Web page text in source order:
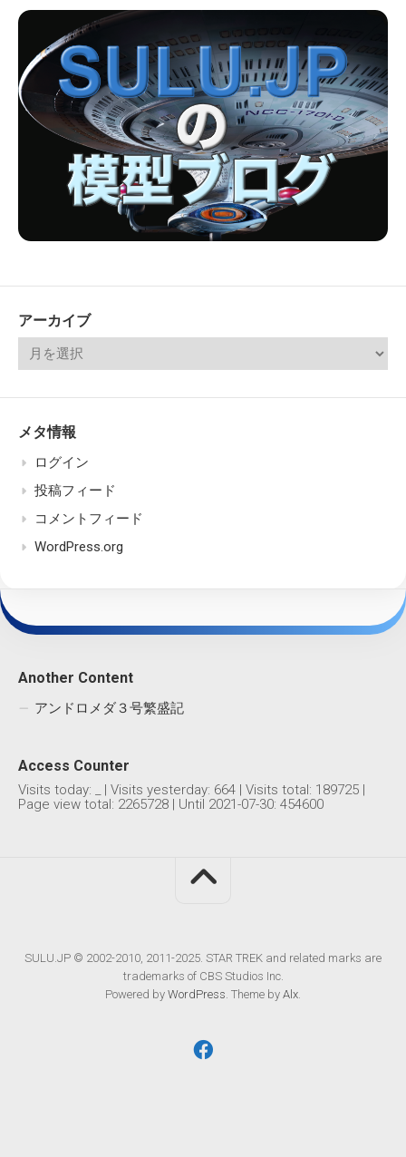
アーカイブ
メタ情報
ログイン
投稿フィード
コメントフィード
WordPress.org
Another Content
アンドロメダ３号繁盛記
Access Counter
Visits today: | Visits yesterday: 664 | Visits total: 189725
Page view total: 2265728 | Until 2021-07-30: 454600
SULU.JP © 2002-2010, 2011-2025. STAR TREK and related marks are
trademarks of CBS Studios Inc.
Powered by WordPress. Theme by Alx.